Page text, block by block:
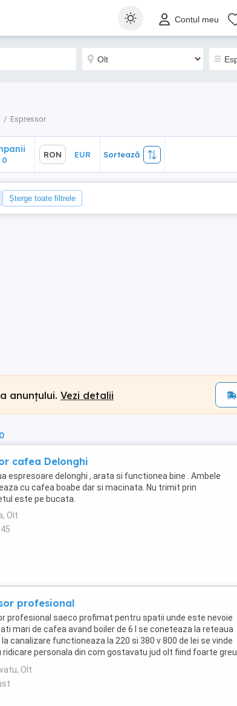
Contul meu
Espressor
Sortează
0
RON EUR Sortează
Șterge toate filtrele
anunțului. Vezi detalii
cafea Delonghi
espresoare delonghi , arata si functionea bine . Ambele
cu cafea boabe dar si macinata. Nu trimit prin
este pe bucata.
Olt
profesional
profesional saeco profimat pentru spatii unde este nevoie
mari de cafea avand boiler de 6 l se coneteaza la reteaua
la canalizare functioneaza la 220 si 380 v 800 de lei se vinde
ridicare personala din com gostavatu jud olt fiind foarte greu
si ...
Olt